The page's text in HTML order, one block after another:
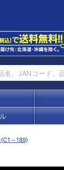
～189)